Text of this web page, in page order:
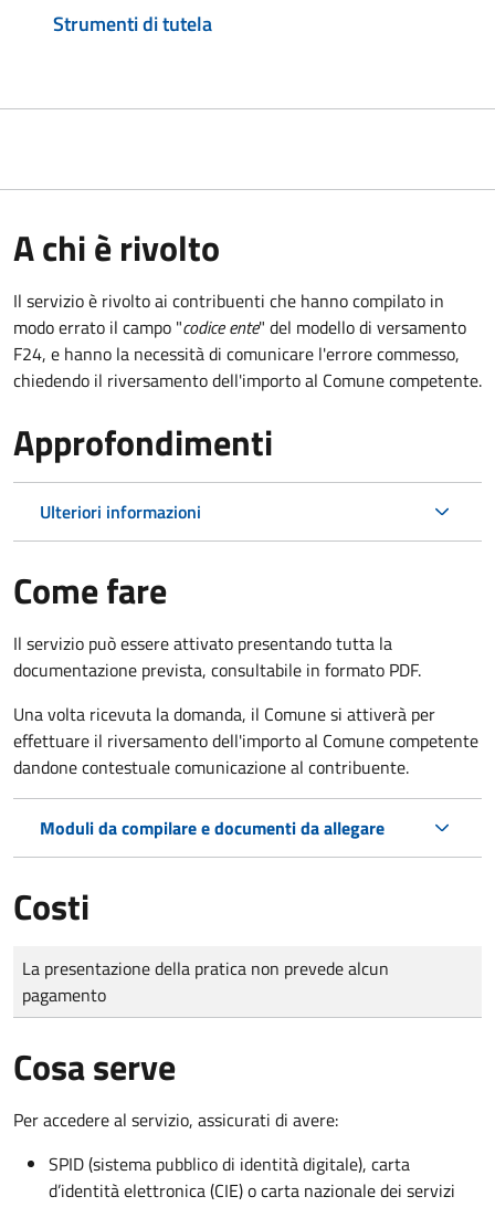
Strumenti di tutela
A chi è rivolto
Il servizio è rivolto ai contribuenti che hanno compilato in
modo errato il campo "codice ente" del modello di versamento
F24, e hanno la necessità di comunicare l'errore commesso,
chiedendo il riversamento dell'importo al Comune competente.
Approfondimenti
Ulteriori informazioni
Come fare
Il servizio può essere attivato presentando tutta la
documentazione prevista, consultabile in formato PDF.
Una volta ricevuta la domanda, il Comune si attiverà per
effettuare il riversamento dell'importo al Comune competente
dandone contestuale comunicazione al contribuente.
Moduli da compilare e documenti da allegare
Costi
Tipo di pagamento
Importo
La presentazione della pratica non prevede alcun
pagamento
Cosa serve
Per accedere al servizio, assicurati di avere:
SPID (sistema pubblico di identità digitale), carta
d’identità elettronica (CIE) o carta nazionale dei servizi